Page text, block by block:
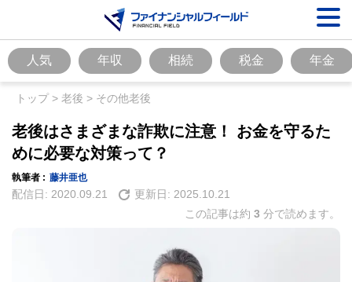
人気 年収 相続 税金 年金
トップ> 老後 > その他老後
老後はさまざまな詐欺に注意！ お金を守るた
めに必要な対策って？
執筆者 : 藤井亜也
配信日: 2020.09.21 更新日: 2025.10.21
この記事は約 3 分で読めます。